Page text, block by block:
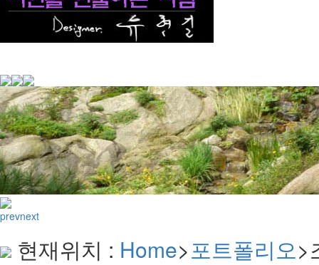
prevnext
현재위치 : Home>포트폴리오>